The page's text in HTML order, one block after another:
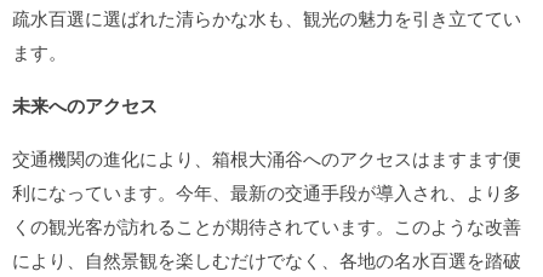
疏水百選に選ばれた清らかな水も、観光の魅力を引き立ててい
ます。
未来へのアクセス
交通機関の進化により、箱根大涌谷へのアクセスはますます便
利になっています。今年、最新の交通手段が導入され、より多
くの観光客が訪れることが期待されています。このような改善
により、自然景観を楽しむだけでなく、各地の名水百選を踏破